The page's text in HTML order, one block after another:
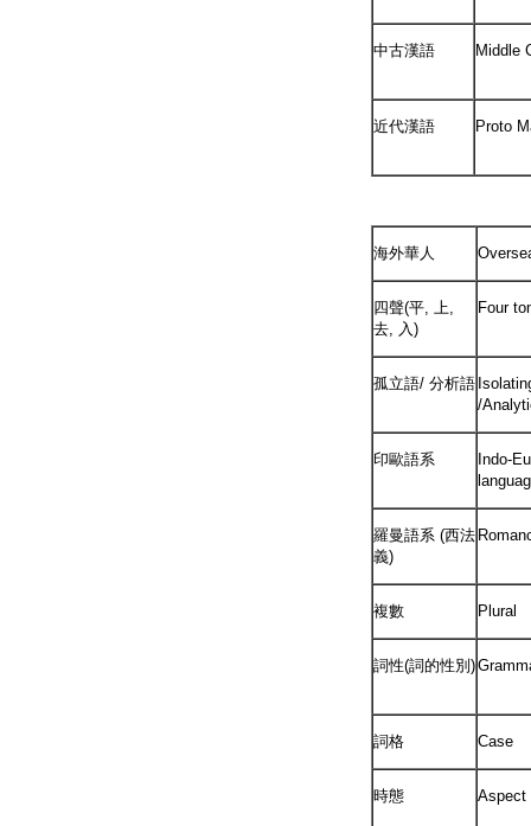
中古漢語 Middle
近代漢語 Proto
海外華人
四聲(平, 上,
去, 入)
Four
孤立語/ 分析語
/
印歐語系
Indo-
羅曼語系 (西法
義)
複數 Plural
詞性(詞的性別)
詞格 Case
時態 Aspect